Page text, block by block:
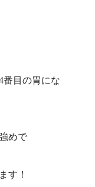
番目の胃にな
めで
す！